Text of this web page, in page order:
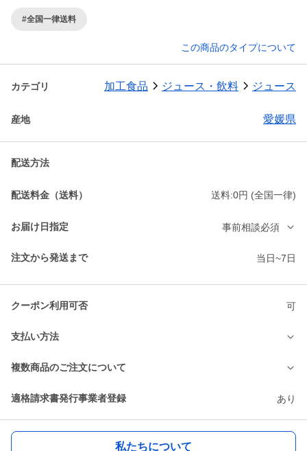
#全国一律送料
この商品のタイプについて
カテゴリ 加工食品 ジュース・飲料 ジュース
産地 愛媛県
配送方法
配送料金（送料） 送料:0円 (全国一律)
お届け日指定 事前相談必須
注文から発送まで 当日~7日
クーポン利用可否 可
支払い方法
複数商品のご注文について
適格請求書発行事業者登録 あり
私たちについて